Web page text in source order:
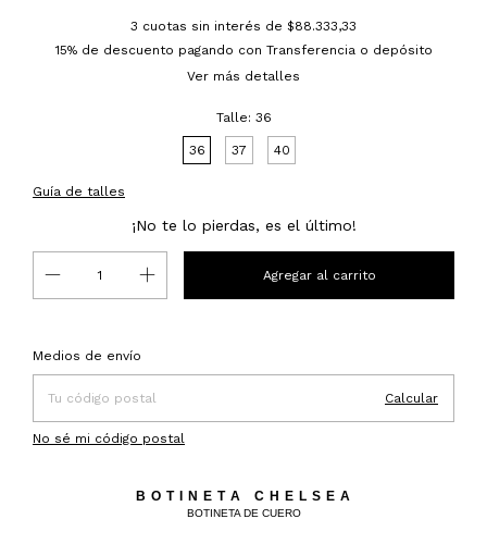
3 cuotas sin interés de $88.333,33
15% de descuento pagando con Transferencia o depósito
Ver más detalles
Talle: 36
36 37 40
Guía de talles
¡No te lo pierdas, es el último!
Entregas para el CP:
Medios de envío
Calcular
No sé mi código postal
B O T I N E T A C H E L S E A
BOTINETA DE CUERO